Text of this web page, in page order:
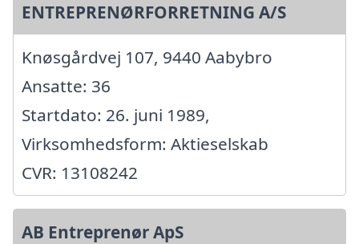
ENTREPRENØRFORRETNING A/S
Knøsgårdvej 107, 9440 Aabybro
Ansatte: 36
Startdato: 26. juni 1989,
Virksomhedsform: Aktieselskab
CVR: 13108242
AB Entreprenør ApS